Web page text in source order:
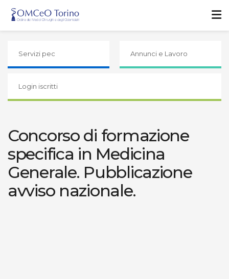
Servizi pec Annunci e Lavoro
Login iscritti
Concorso di formazione
specifica in Medicina
Generale. Pubblicazione
avviso nazionale.